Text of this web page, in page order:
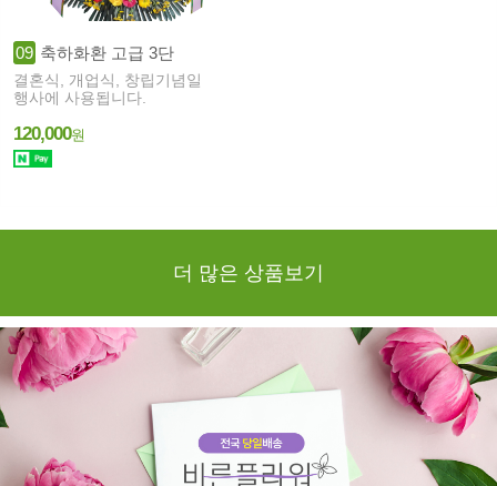
09 축하화환 고급 3단
결혼식, 개업식, 창립기념일
행사에 사용됩니다.
120,000원
더 많은 상품보기